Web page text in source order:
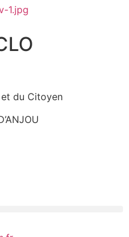
et du Citoyen